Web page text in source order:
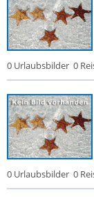
0 Urlaubsbilder 0
0 Urlaubsbilder 0